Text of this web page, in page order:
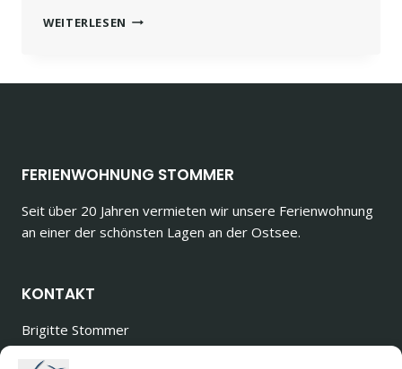
WEITERLESEN PROGRESS
FERIENWOHNUNG STOMMER
Seit über 20 Jahren vermieten wir unsere Ferienwohnung
an einer der schönsten Lagen an der Ostsee.
KONTAKT
Brigitte Stommer
Erbstollen 3